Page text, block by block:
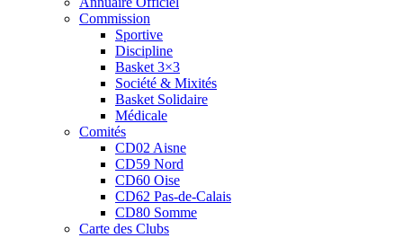
Commission
Sportive
Discipline
Basket 3×3
Société & Mixités
Basket Solidaire
Médicale
Comités
CD02 Aisne
CD59 Nord
CD60 Oise
CD62 Pas-de-Calais
CD80 Somme
Carte des Clubs